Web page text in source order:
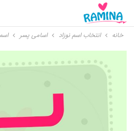
خانه انتخاب اسم نوزاد اسامی پسر